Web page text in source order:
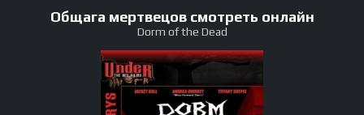
Общага мертвецов смотреть онлайн
Dorm of the Dead